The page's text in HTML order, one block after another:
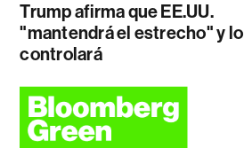
Trump afirma que EE.UU.
"mantendrá el estrecho" y lo
controlará